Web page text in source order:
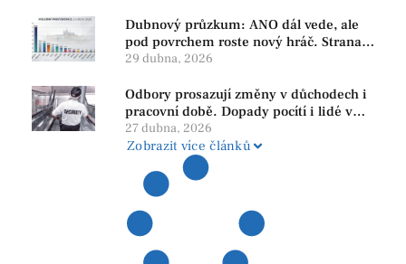
Dubnový průzkum: ANO dál vede, ale
pod povrchem roste nový hráč. Strana
PRO se drží nejvýš mezi menšími
29 dubna, 2026
Odbory prosazují změny v důchodech i
pracovní době. Dopady pocítí i lidé v
našem regionu
27 dubna, 2026
Zobrazit více článků